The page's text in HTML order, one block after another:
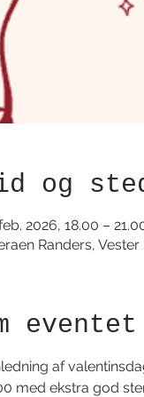
og
2026, 18.00 –
Randers,
eventet
af
med ekstra god